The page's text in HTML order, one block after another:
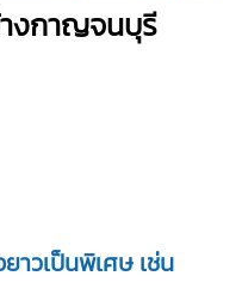
งกาญจนบุรี
าวเป็นพิเศษ เช่น